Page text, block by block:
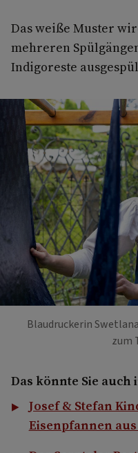
Das weiße Muster
mehreren
Indigoreste
Blaudruckerin
zum
Das könnte Sie
Josef & Stefan
Eisenpfannen